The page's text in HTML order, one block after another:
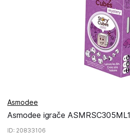
Asmodee
Asmodee igrače ASMRSC305ML1
ID: 20833106